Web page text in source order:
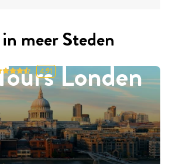
meer Steden
Londen
4.91